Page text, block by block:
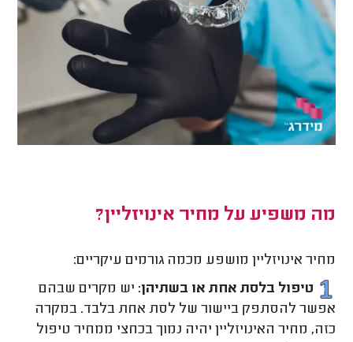
מה משפיע על מחיר אינויזליין?
מחיר אינויזליין מושפע מכמה גורמים עיקריים:
טיפול בלסת אחת או בשתיהן: יש מקרים שבהם
אפשר להסתפק ביישור של לסת אחת בלבד. במקרה
כזה, מחיר האינויזליין יהיה נמוך בכחצי ממחיר טיפול